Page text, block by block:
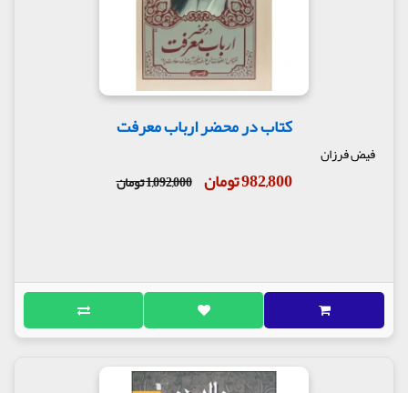
کتاب در محضر ارباب معرفت
فیض فرزان
982,800 تومان 1,092,000 تومان